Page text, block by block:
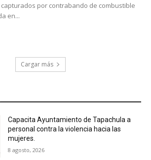
capturados por contrabando de combustible
en...
Cargar más
Capacita Ayuntamiento de Tapachula a
personal contra la violencia hacia las
mujeres.
8 agosto, 2026